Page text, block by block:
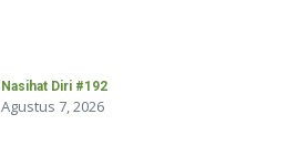
Nasihat Diri #192
Agustus 7, 2026